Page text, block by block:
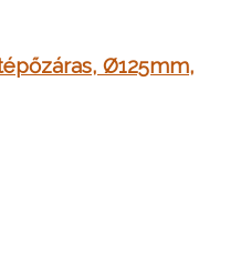
Ø125mm,